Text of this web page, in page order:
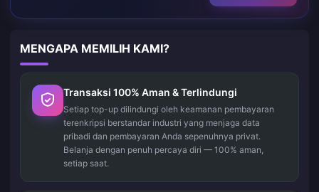
MENGAPA MEMILIH KAMI?
Transaksi 100% Aman & Terlindungi
Setiap top-up dilindungi oleh keamanan pembayaran
terenkripsi berstandar industri yang menjaga data
pribadi dan pembayaran Anda sepenuhnya privat.
Belanja dengan penuh percaya diri — 100% aman,
setiap saat.